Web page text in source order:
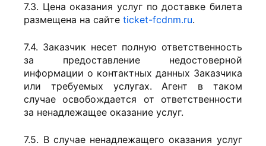
7.3. Цена оказания услуг по доставке билета
размещена на сайтеticket-fcdnm.ru.
7.4. Заказчик несет полную ответственность
за предоставление недостоверной
информации о контактных данных Заказчика
или требуемых услугах. Агент в таком
случае освобождается от ответственности
за ненадлежащее оказание услуг.
7.5. В случае ненадлежащего оказания услуг